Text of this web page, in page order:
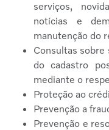
serviços,
notícias e
manutenção do
Consultas sobre
do cadastro
mediante o
Proteção ao
Prevenção a
Prevenção e